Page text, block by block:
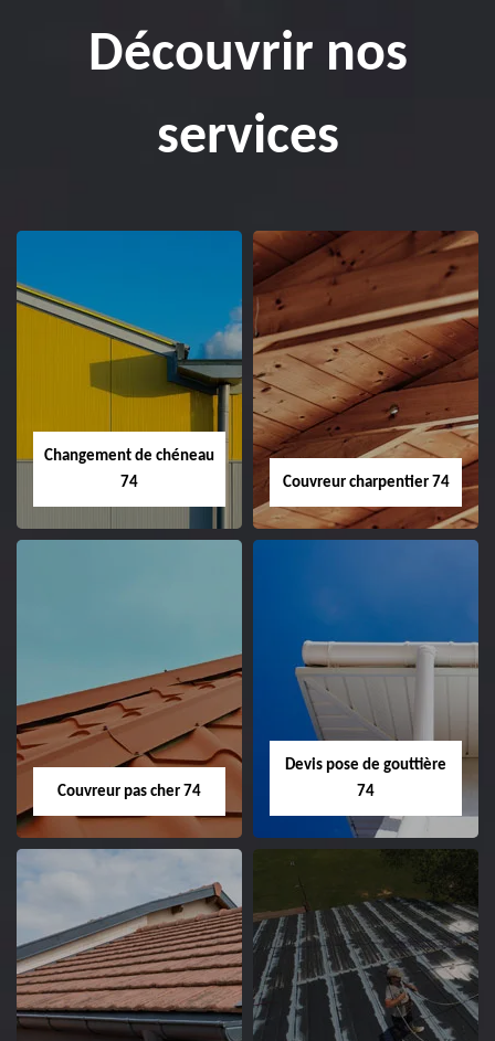
Découvrir nos
services
Changement de chéneau
74
Couvreur charpentier 74
Couvreur pas cher 74
Devis pose de gouttière
74